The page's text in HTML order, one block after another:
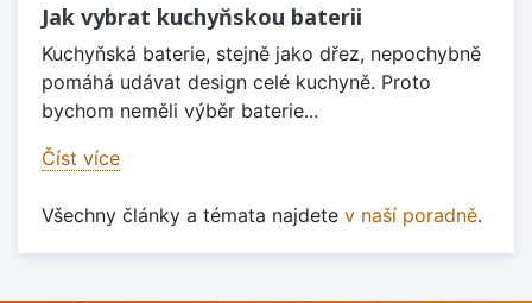
Jak vybrat kuchyňskou baterii
Kuchyňská baterie, stejně jako dřez, nepochybně
pomáhá udávat design celé kuchyně. Proto
bychom neměli výběr baterie...
Číst více
Všechny články a témata najdete v naší poradně.